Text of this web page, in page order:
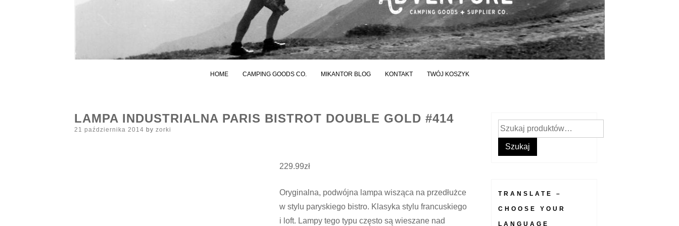
HOME CAMPING GOODS CO. MIKANTOR BLOG KONTAKT TWÓJ KOSZYK
LAMPA INDUSTRIALNA PARIS BISTROT DOUBLE GOLD #414
Posted
21 października 2014 by zorki
229.99zł
Oryginalna, podwójna lampa wisząca na przedłużce
w stylu paryskiego bistro. Klasyka stylu francuskiego
i loft. Lampy tego typu często są wieszane nad
Szukaj:
Szukaj
TRANSLATE –
CHOOSE YOUR
LANGUAGE